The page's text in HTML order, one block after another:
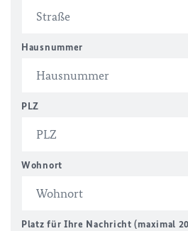
Hausnummer
PLZ
Wohnort
Platz für Ihre Nachricht (maximal